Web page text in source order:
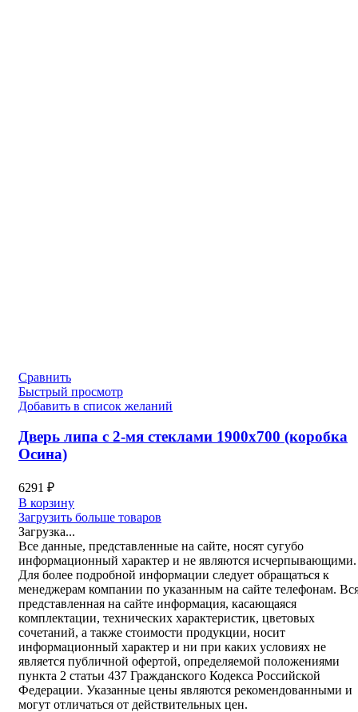
Сравнить
Быстрый просмотр
Добавить в список желаний
Дверь липа с 2-мя стеклами 1900х700 (коробка
Осина)
6291 ₽
В корзину
Загрузить больше товаров
Загрузка...
Все данные, представленные на сайте, носят сугубо
информационный характер и не являются исчерпывающими.
Для более подробной информации следует обращаться к
менеджерам компании по указанным на сайте телефонам.
представленная на сайте информация, касающаяся
комплектации, технических характеристик, цветовых
сочетаний, а также стоимости продукции, носит
информационный характер и ни при каких условиях не
является публичной офертой, определяемой положениями
пункта 2 статьи 437 Гражданского Кодекса Российской
Федерации. Указанные цены являются рекомендованными и
могут отличаться от действительных цен.